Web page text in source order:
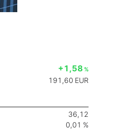
+1,58 %
191,60 EUR
36,12
0,01 %